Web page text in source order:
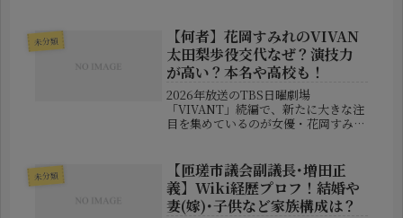
疑者は医療機関向けクラウドサービス
の売上や導入実績について虚偽説明を
行...
未分類
【何者】花岡すみれのVIVAN
太田梨歩役交代なぜ？演技力
が高い？本名や高校も！
2026年放送のTBS日曜劇場
「VIVANT」続編で、新たに大きな注
目を集めているのが女優・花岡すみれ
ウォーカー）役を花岡さんが務めるこ
とが発表されると、SNSでは「花岡
す...
未分類
【匝瑳市議会副議長･増田正
義】Wiki経歴プロフ！結婚や
妻(嫁)･子供など家族構成は？